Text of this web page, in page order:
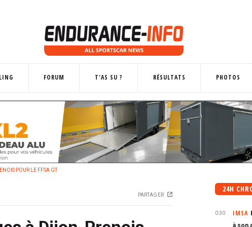
FORUM T'AS SU ? RÉSULTATS PHOTOS
POUR LE FFSA GT
PARTAGER
24H
0:30 IMSA
à son